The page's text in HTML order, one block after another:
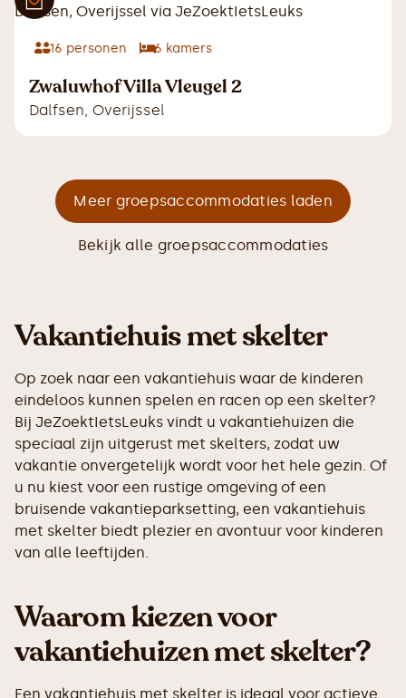
16 personen 6 kamers
Zwaluwhof Villa Vleugel 2
Dalfsen Overijssel
Meer groepsaccommodaties laden
Bekijk alle groepsaccommodaties
Vakantiehuis met skelter
Op zoek naar een vakantiehuis waar de kinderen
eindeloos kunnen spelen en racen op een skelter?
Bij JeZoektIetsLeuks vindt u vakantiehuizen die
speciaal zijn uitgerust met skelters, zodat uw
vakantie onvergetelijk wordt voor het hele gezin. Of
u nu kiest voor een rustige omgeving of een
bruisende vakantieparksetting, een vakantiehuis
met skelter biedt plezier en avontuur voor kinderen
van alle leeftijden.
Waarom kiezen voor
vakantiehuizen met skelter?
Een vakantiehuis met skelter is ideaal voor actieve